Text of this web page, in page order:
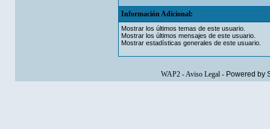
Información Adicional:
Mostrar los últimos temas de este usuario.
Mostrar los últimos mensajes de este usuario.
Mostrar estadísticas generales de este usuario.
WAP2-Aviso Legal- Powered by